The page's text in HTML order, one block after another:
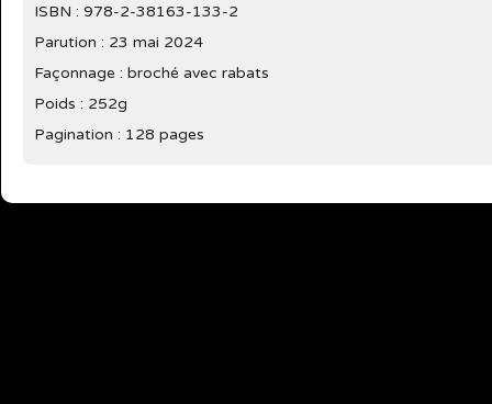
ISBN : 978-2-38163-133-2
Parution : 23 mai 2024
Façonnage : broché avec rabats
Poids : 252g
Pagination : 128 pages